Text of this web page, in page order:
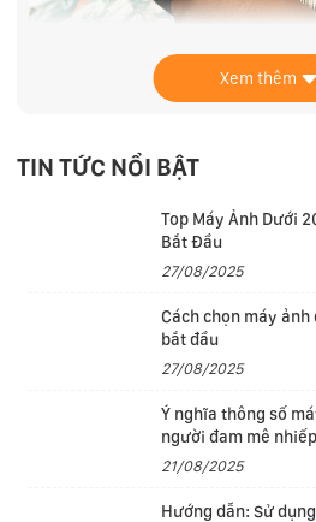
Đặc điểm nổi bật
khiển từ xa, dây đeo cổ tay mở
- Điều khiển từ xa máy ảnh
giản cho phép bạn chụp ảnh và
video mà không cần chạm vào
- Đèn trạng thái LED xác nhận
cấp trạng thái kết nối camera
- Dây đeo mở rộng cổ tay đi
điều khiển từ xa một cách
Xem thêm
TIN TỨC NỔI BẬT
Top Máy Ảnh Dưới
Bắt Đầu
27/08/2025
Cách chọn máy
bắt đầu
27/08/2025
Ý nghĩa thông số
người đam mê
21/08/2025
Hướng dẫn: Sử